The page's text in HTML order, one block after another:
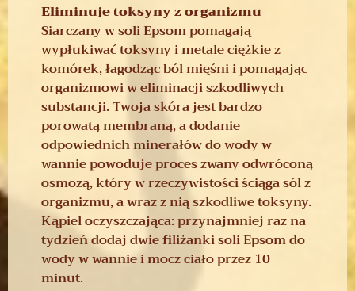
Eliminuje toksyny z organizmu
Siarczany w soli Epsom pomagają
wypłukiwać toksyny i metale ciężkie z
komórek, łagodząc ból mięśni i pomagając
organizmowi w eliminacji szkodliwych
substancji. Twoja skóra jest bardzo
porowatą membraną, a dodanie
odpowiednich minerałów do wody w
wannie powoduje proces zwany odwróconą
osmozą, który w rzeczywistości ściąga sól z
organizmu, a wraz z nią szkodliwe toksyny.
Kąpiel oczyszczająca: przynajmniej raz na
tydzień dodaj dwie filiżanki soli Epsom do
wody w wannie i mocz ciało przez 10
minut.